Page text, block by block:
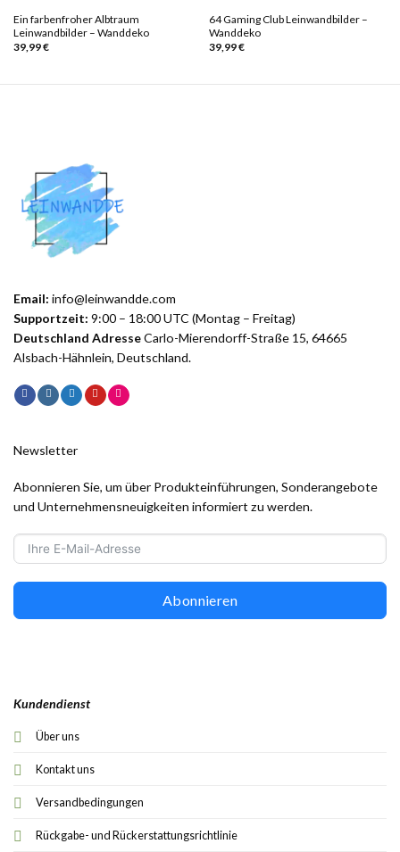
Ein farbenfroher Albtraum
Leinwandbilder – Wanddeko
39,99€
64 Gaming Club Leinwandbilder –
Wanddeko
39,99€
Email: info@leinwandde.com
Supportzeit: 9:00 – 18:00 UTC (Montag – Freitag)
Deutschland AdresseCarlo-Mierendorff-Straße 15, 64665
Alsbach-Hähnlein, Deutschland.
Kundendienst
Über uns
Kontakt uns
Versandbedingungen
Rückgabe- und Rückerstattungsrichtlinie
Newsletter
Abonnieren Sie, um über Produkteinführungen, Sonderangebote
und Unternehmensneuigkeiten informiert zu werden.
Abonnieren